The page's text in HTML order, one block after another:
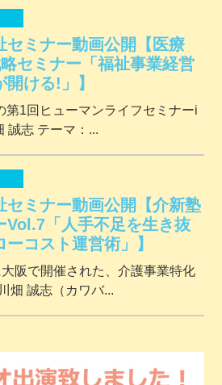
セミナー動画公開【医療
セミナー「福祉事業経営
ける!」】
第1回ヒューマンライフセミナーi
誠志 テーマ：...
セミナー動画公開【介新塾
Vol.7「人手不足を生き抜
コスト運営術」】
阪で開催された、介護事業特化
畑 誠志（カワバ...